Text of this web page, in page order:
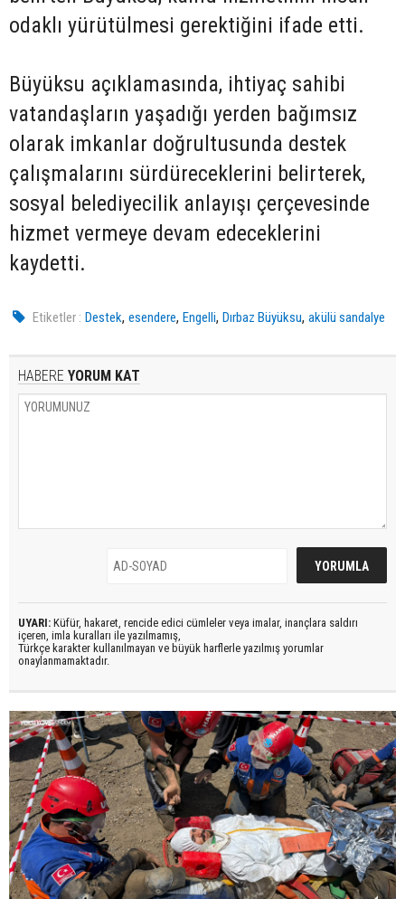
odaklı yürütülmesi gerektiğini ifade etti.
Büyüksu açıklamasında, ihtiyaç sahibi
vatandaşların yaşadığı yerden bağımsız
olarak imkanlar doğrultusunda destek
çalışmalarını sürdüreceklerini belirterek,
sosyal belediyecilik anlayışı çerçevesinde
hizmet vermeye devam edeceklerini
kaydetti.
Etiketler : Destek,esendere,Engelli,Dırbaz Büyüksu,akülü sandalye
HABERE YORUM KAT
UYARI: Küfür, hakaret, rencide edici cümleler veya imalar, inançlara saldırı
içeren, imla kuralları ile yazılmamış,
Türkçe karakter kullanılmayan ve büyük harflerle yazılmış yorumlar
onaylanmamaktadır.